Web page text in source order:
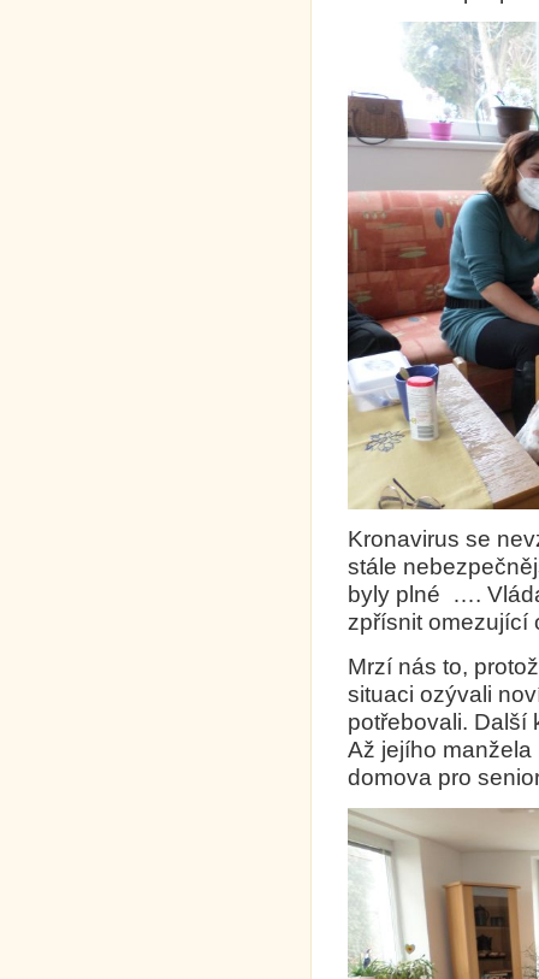
Kronavirus se
stále
byly plné ….
zpřísnit omezující
Mrzí nás to,
situaci ozývali
potřebovali. Další
Až jejího
domova pro